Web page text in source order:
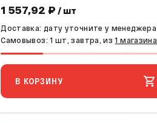
1 557,92 ₽ / шт
Доставка: дату уточните у менеджера
Самовывоз: 1 шт, завтра, из1 магазина
В КОРЗИНУ